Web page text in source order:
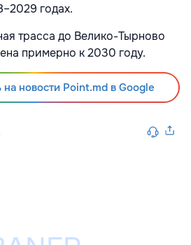
годах.
трасса до Велико-Тырново
примерно к 2030 году.
новости Point.md в Google